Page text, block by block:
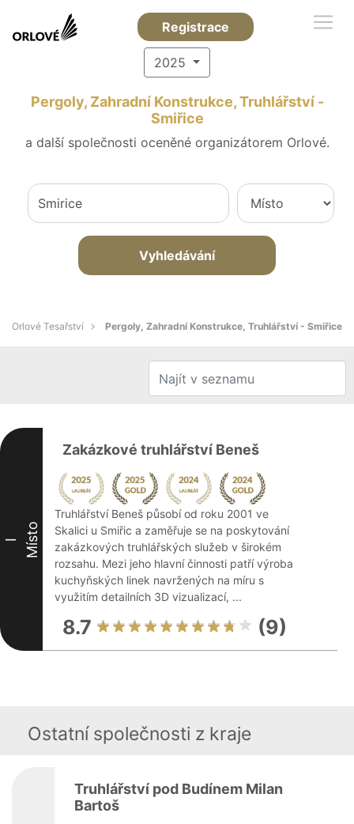
Registrace
2025
Pergoly, Zahradní Konstrukce, Truhlářství -
Smiřice
a další společnosti oceněné organizátorem Orlové.
Vyhledávání
Orlové Tesařství Pergoly, Zahradní Konstrukce, Truhlářství - Smiřice
I Místo
Zakázkové truhlářství Beneš
Truhlářství Beneš působí od roku 2001 ve
Skalici u Smiřic a zaměřuje se na poskytování
zakázkových truhlářských služeb v širokém
rozsahu. Mezi jeho hlavní činnosti patří výroba
kuchyňských linek navržených na míru s
využitím detailních 3D vizualizací, ...
8.7 (9)
Ostatní společnosti z kraje
Truhlářství pod Budínem Milan
Bartoš